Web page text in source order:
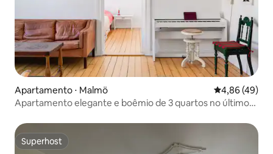
Apartamento ⋅ Malmö 4,86 de uma
4,86 (49)
Apartamento elegante e boêmio de 3 quartos no último
Superhost
Superhost